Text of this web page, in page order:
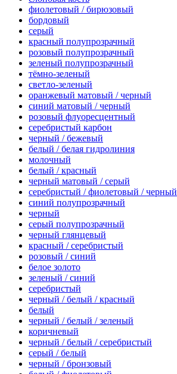
фиолетовый / бирюзовый
бордовый
серый
красный полупрозрачный
розовый полупрозрачный
зеленый полупрозрачный
тёмно-зеленый
светло-зеленый
оранжевый матовый / черный
синий матовый / черный
розовый флуоресцентный
серебристый карбон
черный / бежевый
белый / белая гидролиния
молочный
белый / красный
черный матовый / серый
серебристый / фиолетовый / черный
синий полупрозрачный
черный
серый полупрозрачный
черный глянцевый
красный / серебристый
розовый / синий
белое золото
зеленый / синий
серебристый
черный / белый / красный
белый
черный / белый / зеленый
коричневый
черный / белый / серебристый
серый / белый
черный / бронзовый